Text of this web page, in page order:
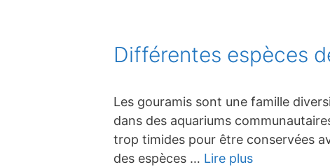
Différentes espèces
Les gouramis sont une famille
dans des aquariums
trop timides pour être conservées
des espèces … Lire plus